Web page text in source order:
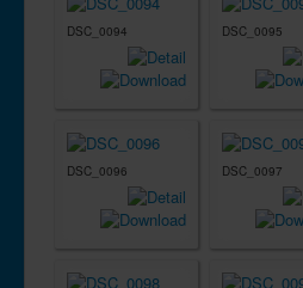
DSC_0094 DSC_0095
DSC_0096 DSC_0097